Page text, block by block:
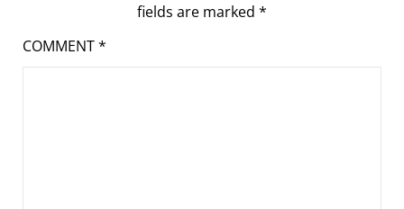
fields are marked *
COMMENT*